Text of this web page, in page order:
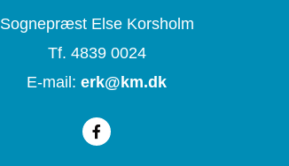
Sognepræst Else Korsholm
Tf. 4839 0024
E-mail: erk@ km.dk